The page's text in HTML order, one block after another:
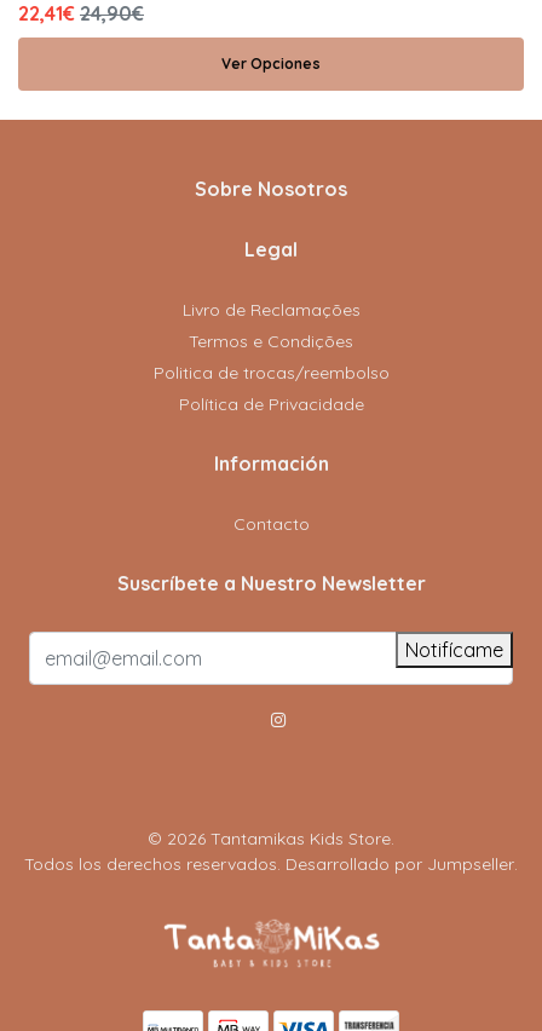
22,41€ 24,90€
Ver Opciones
Sobre Nosotros
Legal
Livro de Reclamações
Termos e Condições
Politica de trocas/reembolso
Política de Privacidade
Información
Contacto
Suscríbete a Nuestro Newsletter
Notifícame
© 2026 Tantamikas Kids Store.
Todos los derechos reservados. Desarrollado por Jumpseller.